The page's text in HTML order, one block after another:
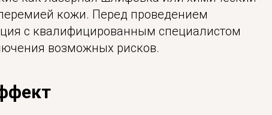
кожи. Перед проведением
с квалифицированным специалистом
возможных рисков.